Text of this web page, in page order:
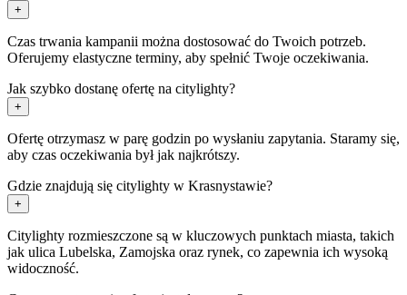
+
Czas trwania kampanii można dostosować do Twoich potrzeb.
Oferujemy elastyczne terminy, aby spełnić Twoje oczekiwania.
Jak szybko dostanę ofertę na citylighty?
+
Ofertę otrzymasz w parę godzin po wysłaniu zapytania. Staramy się,
aby czas oczekiwania był jak najkrótszy.
Gdzie znajdują się citylighty w Krasnystawie?
+
Citylighty rozmieszczone są w kluczowych punktach miasta, takich
jak ulica Lubelska, Zamojska oraz rynek, co zapewnia ich wysoką
widoczność.